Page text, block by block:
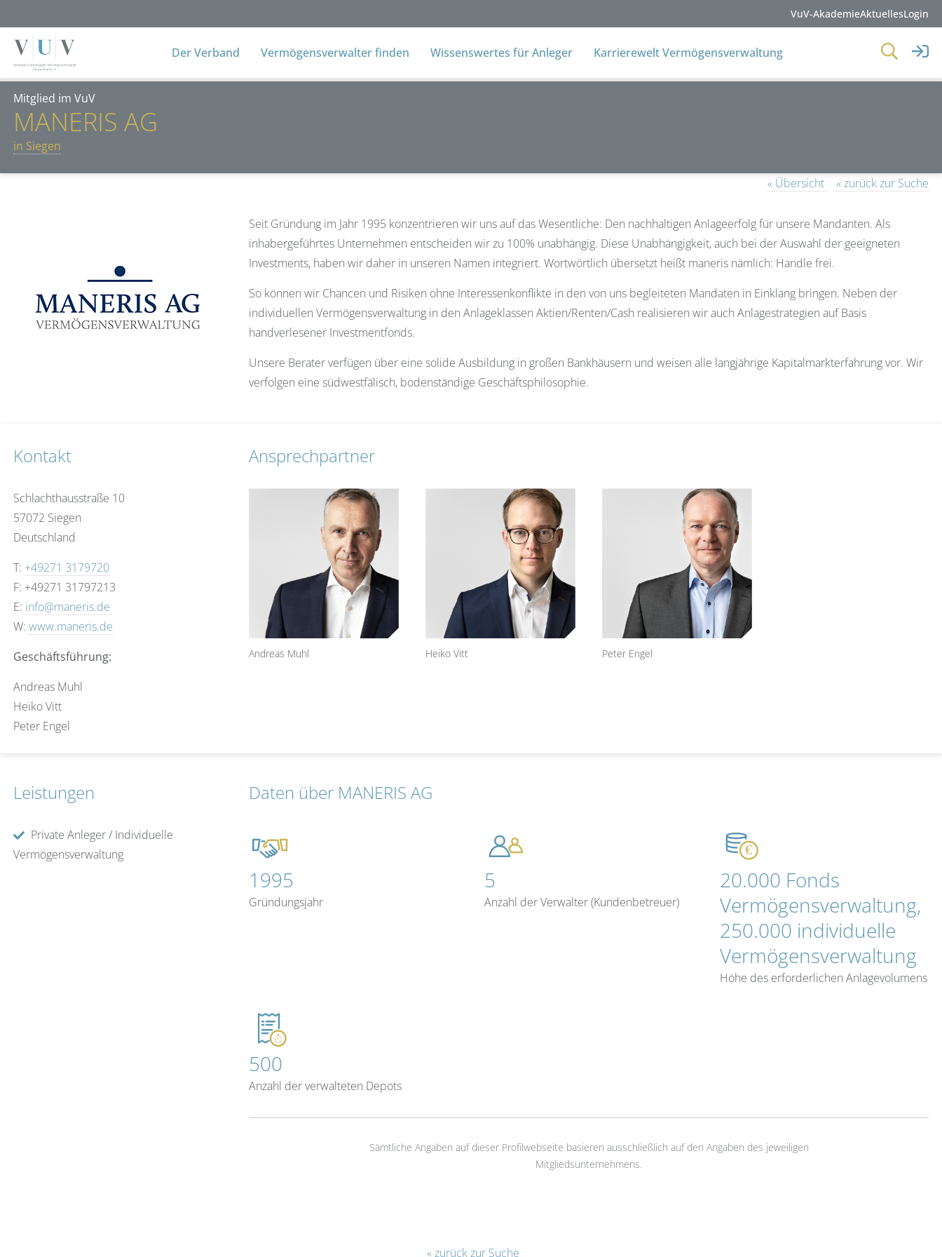
VuV-AkademieAktuellesLogin
Der Verband Vermögensverwalter finden Wissenswertes für Anleger Karrierewelt Vermögensverwaltung
Mitglied im VuV
MANERIS AG
in Siegen
« Übersicht « zurück zur Suche
Seit Gründung im Jahr 1995 konzentrieren wir uns auf das Wesentliche: Den nachhaltigen Anlageerfolg für unsere Mandanten. Als
inhabergeführtes Unternehmen entscheiden wir zu 100% unabhängig. Diese Unabhängigkeit, auch bei der Auswahl der geeigneten
Investments, haben wir daher in unseren Namen integriert. Wortwörtlich übersetzt heißt maneris nämlich: Handle frei.
So können wir Chancen und Risiken ohne Interessenkonflikte in den von uns begleiteten Mandaten in Einklang bringen. Neben der
individuellen Vermögensverwaltung in den Anlageklassen Aktien/Renten/Cash realisieren wir auch Anlagestrategien auf Basis
handverlesener Investmentfonds.
Unsere Berater verfügen über eine solide Ausbildung in großen Bankhäusern und weisen alle langjährige Kapitalmarkterfahrung vor. Wir
verfolgen eine südwestfälisch, bodenständige Geschäftsphilosophie.
Kontakt
Schlachthausstraße 10
57072 Siegen
Deutschland
T: +49271 3179720
F: +49271 31797213
E: info@maneris.de
W:www.maneris.de
Geschäftsführung:
Andreas Muhl
Heiko Vitt
Peter Engel
Ansprechpartner
Andreas Muhl Heiko Vitt Peter Engel
Leistungen
Private Anleger / Individuelle
Vermögensverwaltung
Daten über MANERIS AG
1995
Gründungsjahr
5
Anzahl der Verwalter (Kundenbetreuer)
20.000 Fonds
Vermögensverwaltung,
250.000 individuelle
Vermögensverwaltung
Höhe des erforderlichen Anlagevolumens
500
Anzahl der verwalteten Depots
Sämtliche Angaben auf dieser Profilwebseite basieren ausschließlich auf den Angaben des jeweiligen
Mitgliedsunternehmens.
« zurück zur Suche